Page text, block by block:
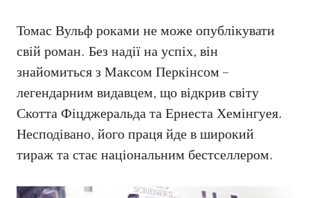
Томас Вульф роками не може опублікувати
свій роман. Без надії на успіх, він
знайомиться з Максом Перкінсом –
легендарним видавцем, що відкрив світу
Скотта Фіцджеральда та Ернеста Хемінгуея.
Несподівано, його праця йде в широкий
тираж та стає національним бестселлером.